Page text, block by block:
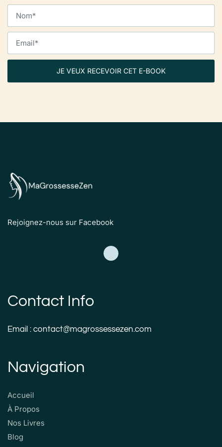
JE VEUX RECEVOIR CET E-BOOK
Rejoignez-nous sur Facebook
Contact Info
Email : contact@magrossessezen.com
Navigation
Accueil
À Propos
Nos Livres
Blog